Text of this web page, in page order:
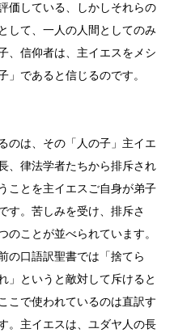
価している、しかしそれらの
して、一人の人間としてのみ
、信仰者は、主イエスをメシ
」であると信じるのです。
のは、その「人の子」主イエ
、律法学者たちから排斥され
ことを主イエスご自身が弟子
す。苦しみを受け、排斥さ
ことが並べられています。
の口語訳聖書では「捨てら
」というと敵対して斥けると
こで使われているのは直訳す
。主イエスは、ユダヤ人の長